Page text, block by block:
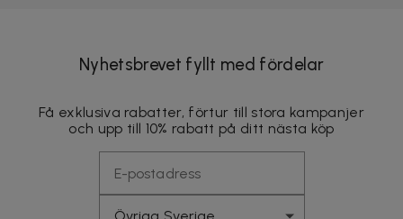
Nyhetsbrevet fyllt med fördelar
Få exklusiva rabatter, förtur till stora kampanjer
och upp till 10% rabatt på ditt nästa köp